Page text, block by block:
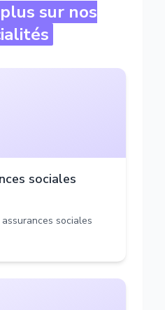
sur nos
sociales
sociales